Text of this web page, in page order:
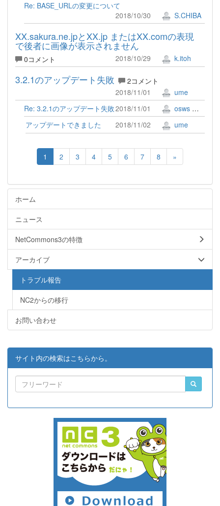
Re: BASE_URLの変更について
2018/10/30
S.CHIBA
XX.sakura.ne.jpとXX.jp またはXX.comの表現
で後者に画像が表示されません
0コメント 2018/10/29 k.itoh
3.2.1のアップデート失敗
2コメント
2018/11/01
ume
Re: 3.2.1のアップデート失敗2018/11/01
osws 牟田口 満
アップデートできました
2018/11/02 ume
1 2 3 4 5 6 7 8 »
ホーム
ニュース
NetCommons3の特徴
アーカイブ
トラブル報告
NC2からの移行
お問い合わせ
サイト内の検索はこちらから。